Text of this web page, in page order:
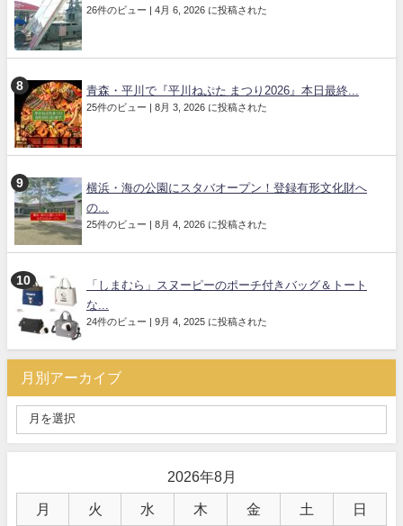
26件のビュー | 4月 6, 2026 に投稿された
青森・平川で『平川ねぷた まつり2026』本日最終...
25件のビュー | 8月 3, 2026 に投稿された
横浜・海の公園にスタバオープン！登録有形文化財へ
の...
25件のビュー | 8月 4, 2026 に投稿された
「しまむら」スヌーピーのポーチ付きバッグ＆トート
な...
24件のビュー | 9月 4, 2025 に投稿された
月別アーカイブ
2026年8月
月 火 水 木 金 土 日